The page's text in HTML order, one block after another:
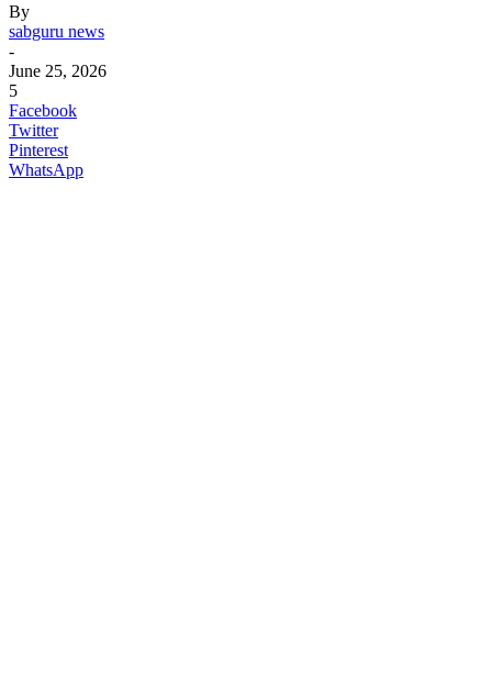
By
sabguru news
-
June 25, 2026
5
Facebook
Twitter
Pinterest
WhatsApp